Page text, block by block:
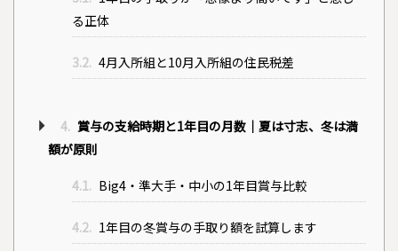
る正体
3.2. 4月入所組と10月入所組の住民税差
4. 賞与の支給時期と1年目の月数｜夏は寸志、冬は満
額が原則
4.1. Big4・準大手・中小の1年目賞与比較
4.2. 1年目の冬賞与の手取り額を試算します